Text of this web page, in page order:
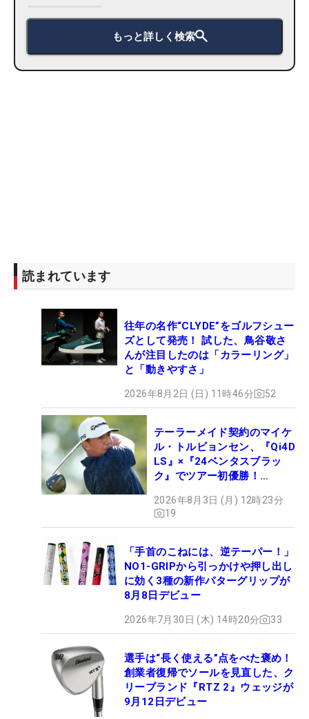
もっと詳しく検索
読まれています
往年の名作“CLYDE”をゴルフシュー
ズとして発売！ 試した、鳥谷敬さ
んが注目したのは「カラーリング」
と「動きやすさ」
2026年8月2日 (日) 11時46分 52
テーラーメイド契約のマイケ
ル・トルビョンセン、『Qi4D
LS』×『24ベンタスブラッ
ク』でツアー初優勝！
2026年8月3日 (月) 12時23分
19
「手首のこねには、逆テーパー！」
NO1-GRIPから引っかけや押し出し
に効く3種の新作パターグリップが
8月8日デビュー
2026年7月30日 (木) 14時20分 33
選手は“長く使える”点をべた褒め！
創業者復帰でソールを見直した、ク
リーブランド『RTZ 2』ウェッジが
9月12日デビュー